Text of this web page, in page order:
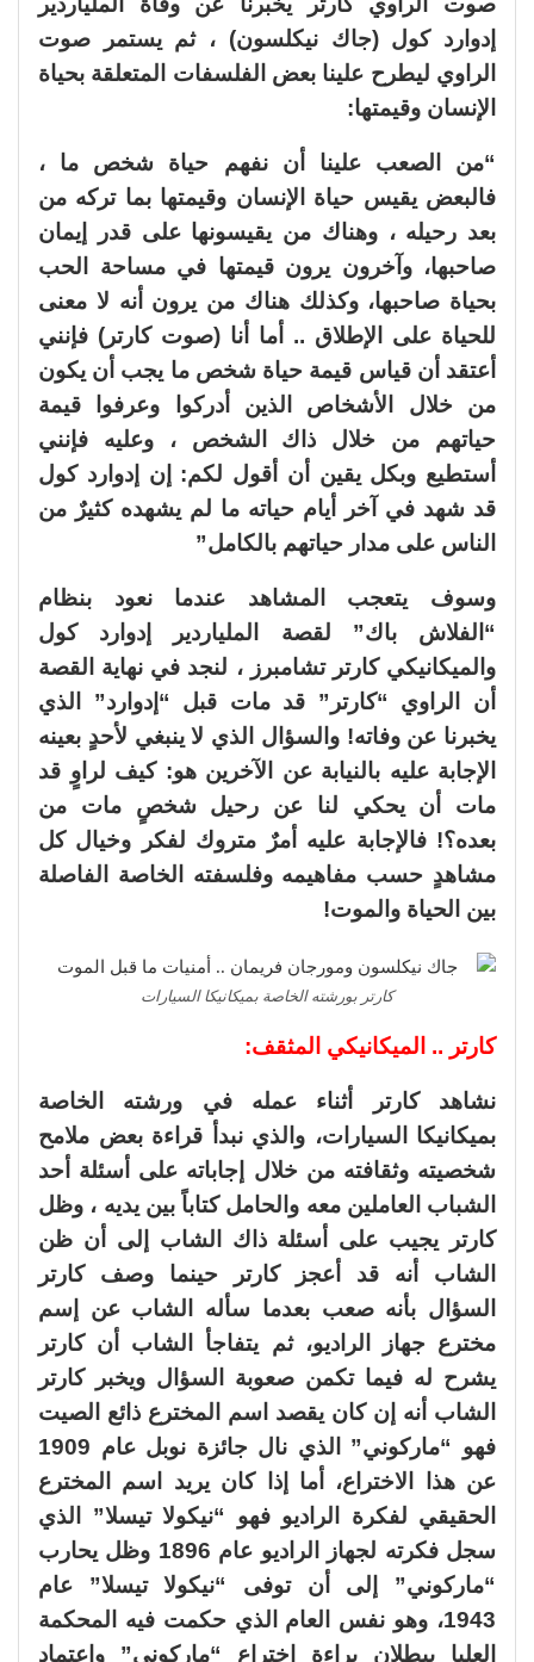
إدوارد كول (جاك نيكلسون) ، ثم يستمر صوت
الراوي ليطرح علينا بعض الفلسفات المتعلقة بحياة
الإنسان وقيمتها:
“من الصعب علينا أن نفهم حياة شخص ما ،
فالبعض يقيس حياة الإنسان وقيمتها بما تركه من
بعد رحيله ، وهناك من يقيسونها على قدر إيمان
صاحبها، وآخرون يرون قيمتها في مساحة الحب
بحياة صاحبها، وكذلك هناك من يرون أنه لا معنى
للحياة على الإطلاق .. أما أنا (صوت كارتر) فإنني
أعتقد أن قياس قيمة حياة شخص ما يجب أن يكون
من خلال الأشخاص الذين أدركوا وعرفوا قيمة
حياتهم من خلال ذاك الشخص ، وعليه فإنني
أستطيع وبكل يقين أن أقول لكم: إن إدوارد كول
قد شهد في آخر أيام حياته ما لم يشهده كثيرٌ من
الناس على مدار حياتهم بالكامل”
وسوف يتعجب المشاهد عندما نعود بنظام
“الفلاش باك” لقصة الملياردير إدوارد كول
والميكانيكي كارتر تشامبرز ، لنجد في نهاية القصة
أن الراوي “كارتر” قد مات قبل “إدوارد” الذي
يخبرنا عن وفاته! والسؤال الذي لا ينبغي لأحدٍ بعينه
الإجابة عليه بالنيابة عن الآخرين هو: كيف لراوٍ قد
مات أن يحكي لنا عن رحيل شخصٍ مات من
بعده؟! فالإجابة عليه أمرٌ متروك لفكر وخيال كل
مشاهدٍ حسب مفاهيمه وفلسفته الخاصة الفاصلة
بين الحياة والموت!
كارتر بورشته الخاصة بميكانيكا السيارات
كارتر .. الميكانيكي المثقف:
نشاهد كارتر أثناء عمله في ورشته الخاصة
بميكانيكا السيارات، والذي نبدأ قراءة بعض ملامح
شخصيته وثقافته من خلال إجاباته على أسئلة أحد
الشباب العاملين معه والحامل كتاباً بين يديه ، وظل
كارتر يجيب على أسئلة ذاك الشاب إلى أن ظن
الشاب أنه قد أعجز كارتر حينما وصف كارتر
السؤال بأنه صعب بعدما سأله الشاب عن إسم
مخترع جهاز الراديو، ثم يتفاجأ الشاب أن كارتر
يشرح له فيما تكمن صعوبة السؤال ويخبر كارتر
الشاب أنه إن كان يقصد اسم المخترع ذائع الصيت
فهو “ماركوني” الذي نال جائزة نوبل عام 1909
عن هذا الاختراع، أما إذا كان يريد اسم المخترع
الحقيقي لفكرة الراديو فهو “نيكولا تيسلا” الذي
سجل فكرته لجهاز الراديو عام 1896 وظل يحارب
“ماركوني” إلى أن توفى “نيكولا تيسلا” عام
1943، وهو نفس العام الذي حكمت فيه المحكمة
العليا ببطلان براءة إختراع “ماركوني” واعتماد